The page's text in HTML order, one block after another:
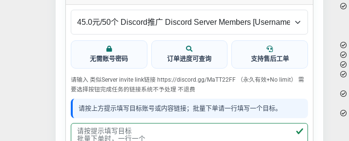
无需账号密码 订单进度可查询 支持售后工单
请输入 类似Server invite link链接 https://discord.gg/MaTT22FF （永久有效+No limit） 需
要选择按钮完成任务的链接系统不予处理 不退费
请按上方提示填写目标账号或内容链接；批量下单请一行填写一个目标。